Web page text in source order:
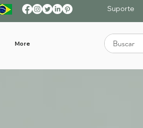
Suporte
More